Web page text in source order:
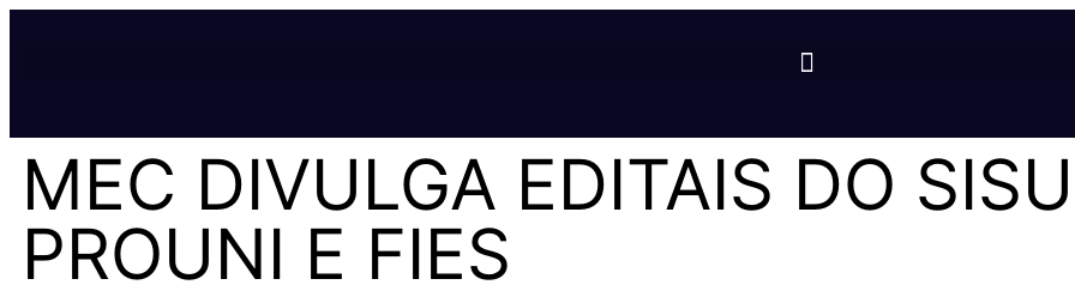
MEC DIVULGA EDITAIS DO
PROUNI E FIES